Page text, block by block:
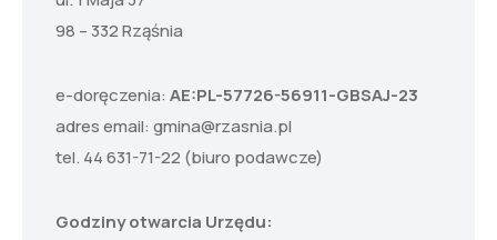
98 – 332 Rząśnia
e-doręczenia: AE:PL-57726-56911-GBSAJ-23
adres email: gmina@rzasnia.pl
tel. 44 631-71-22 (biuro podawcze)
Godziny otwarcia Urzędu: